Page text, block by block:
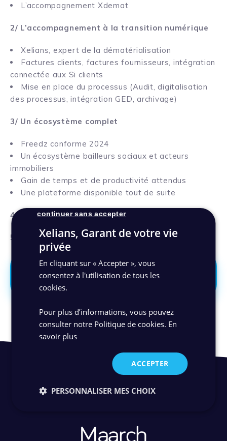
L’accompagnement Xdemat
2/ L’accompagnement à la transition numérique
Xelians, expert de la dématérialisation
Factures clients, factures fournisseurs, intégration
connectée aux Si clients
Mise en place du processus (Audit, digitalisation
des processus, intégration GED, archivage)
3/ Un écosystème complet
Freedz conforme 2024
Un écosystème bailleurs sociaux et acteurs
immobiliers
Gain de temps et de productivité attendus
Une plateforme disponible tout de suite
4/ Synergies et avantages clients
5/ Echanges autour de questions/réponses
Découvrir notre solution de digitalisation
Xelians, Garant de votre vie
privée
En cliquant sur « Accepter », vous
consentez à l'utilisation de tous les
cookies.
Pour plus d’informations, vous pouvez
consulter notre Politique de cookies. En
savoir plus
ACCEPTER
continuer sans accepter
PERSONNALISER MES CHOIX